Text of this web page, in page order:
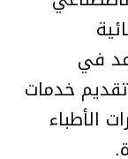
في
خدمات
الأطباء